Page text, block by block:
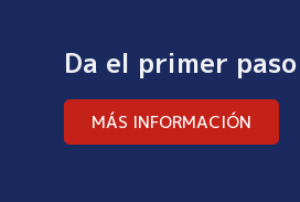
Da el primer paso
MÁS INFORMACIÓN